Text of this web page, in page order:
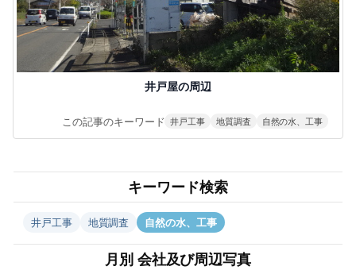
井戸屋の周辺
この記事のキーワード 井戸工事 地質調査 自然の水、工事
キーワード検索
井戸工事 地質調査 自然の水、工事
月別 会社及び周辺写真